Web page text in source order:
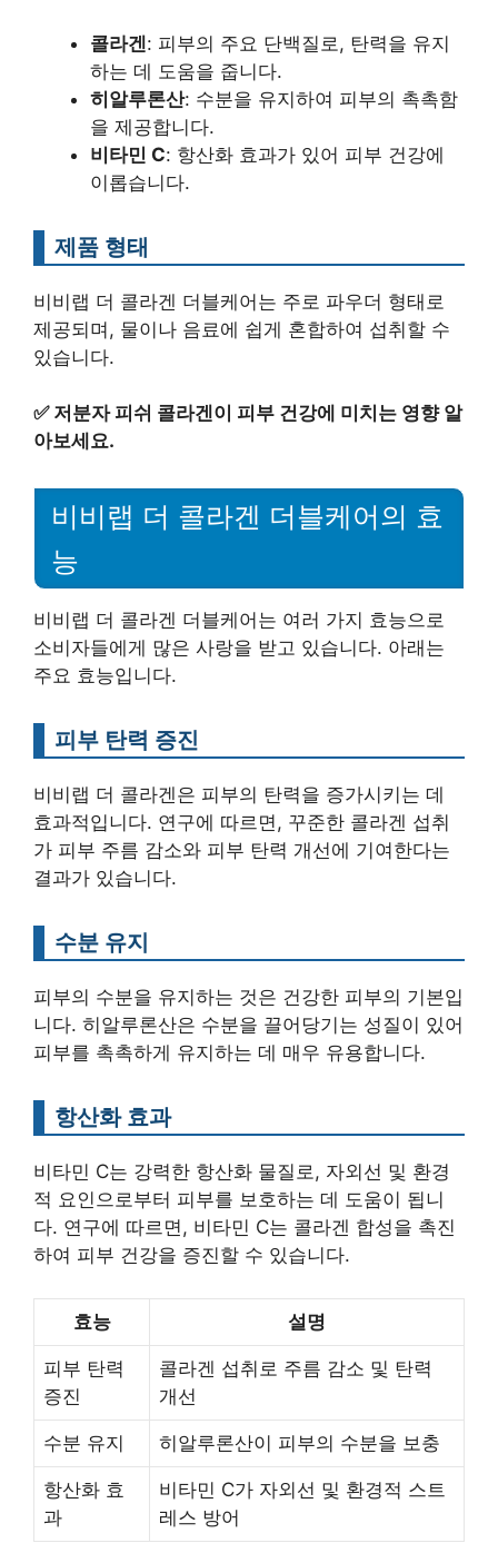
콜라겐: 피부의 주요 단백질로, 탄력을 유지
하는 데 도움을 줍니다.
히알루론산: 수분을 유지하여 피부의 촉촉함
을 제공합니다.
비타민 C: 항산화 효과가 있어 피부 건강에
이롭습니다.
제품 형태
비비랩 더 콜라겐 더블케어는 주로 파우더 형태로
제공되며, 물이나 음료에 쉽게 혼합하여 섭취할 수
있습니다.
✅ 저분자 피쉬 콜라겐이 피부 건강에 미치는 영향 알
아보세요.
비비랩 더 콜라겐 더블케어의 효
능
비비랩 더 콜라겐 더블케어는 여러 가지 효능으로
소비자들에게 많은 사랑을 받고 있습니다. 아래는
주요 효능입니다.
피부 탄력 증진
비비랩 더 콜라겐은 피부의 탄력을 증가시키는 데
효과적입니다. 연구에 따르면, 꾸준한 콜라겐 섭취
가 피부 주름 감소와 피부 탄력 개선에 기여한다는
결과가 있습니다.
수분 유지
피부의 수분을 유지하는 것은 건강한 피부의 기본입
니다. 히알루론산은 수분을 끌어당기는 성질이 있어
피부를 촉촉하게 유지하는 데 매우 유용합니다.
항산화 효과
비타민 C는 강력한 항산화 물질로, 자외선 및 환경
적 요인으로부터 피부를 보호하는 데 도움이 됩니
다. 연구에 따르면, 비타민 C는 콜라겐 합성을 촉진
하여 피부 건강을 증진할 수 있습니다.
효능 설명
피부 탄력
증진
콜라겐 섭취로 주름 감소 및 탄력
개선
수분 유지 히알루론산이 피부의 수분을 보충
항산화 효
과
비타민 C가 자외선 및 환경적 스트
레스 방어